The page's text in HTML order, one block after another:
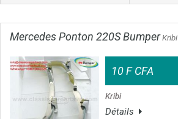
Mercedes Ponton 220S BumperKribi
10 F CFA
Kribi
Détails